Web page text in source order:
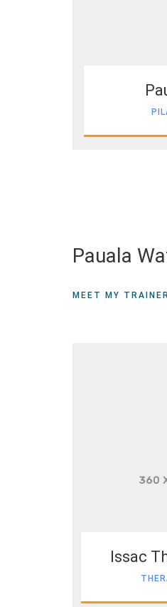
Pauala
MEET MY
Issac